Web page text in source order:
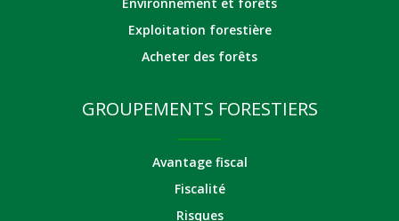
Exploitation forestière
Acheter des forêts
GROUPEMENTS FORESTIERS
Avantage fiscal
Fiscalité
Risques